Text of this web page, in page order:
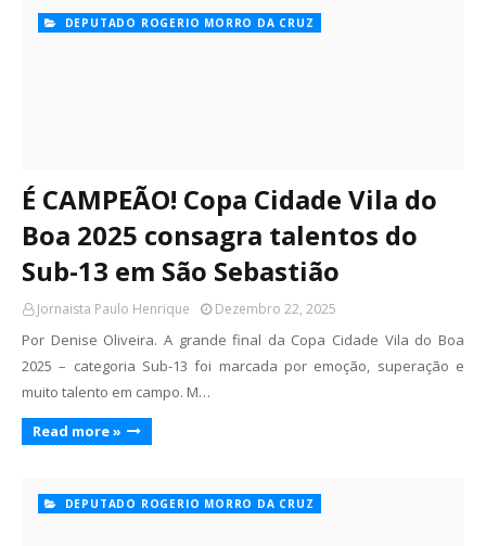
DEPUTADO ROGERIO MORRO DA CRUZ
É CAMPEÃO! Copa Cidade Vila do
Boa 2025 consagra talentos do
Sub-13 em São Sebastião
Jornaista Paulo Henrique Dezembro 22, 2025
Por Denise Oliveira. A grande final da Copa Cidade Vila do Boa
2025 – categoria Sub-13 foi marcada por emoção, superação e
muito talento em campo. M…
Read more »
DEPUTADO ROGERIO MORRO DA CRUZ